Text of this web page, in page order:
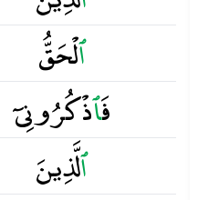
ٱلْحَقُّ
فَٱذْكُرُونِىٓ
ٱلَّذِينَ